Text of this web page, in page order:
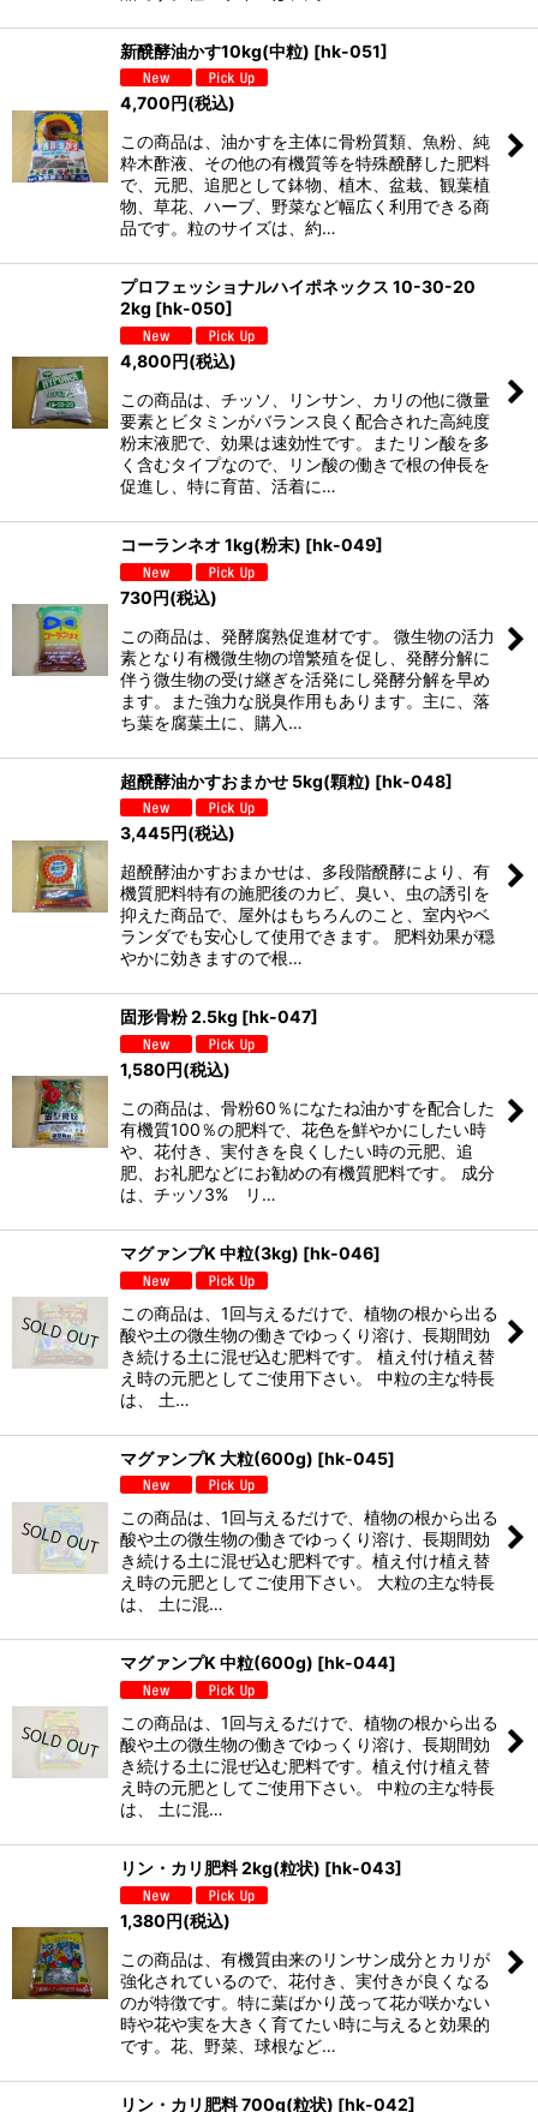
新醗酵油かす10kg(中粒) [hk-051]
4,700円(税込)
この商品は、油かすを主体に骨粉質類、魚粉、純
粋木酢液、その他の有機質等を特殊醗酵した肥料
で、元肥、追肥として鉢物、植木、盆栽、観葉植
物、草花、ハーブ、野菜など幅広く利用できる商
品です。粒のサイズは、約…
プロフェッショナルハイポネックス 10-30-20
2kg [hk-050]
4,800円(税込)
この商品は、チッソ、リンサン、カリの他に微量
要素とビタミンがバランス良く配合された高純度
粉末液肥で、効果は速効性です。またリン酸を多
く含むタイプなので、リン酸の働きで根の伸長を
促進し、特に育苗、活着に…
コーランネオ 1kg(粉末) [hk-049]
730円(税込)
この商品は、発酵腐熟促進材です。 微生物の活力
素となり有機微生物の増繁殖を促し、発酵分解に
伴う微生物の受け継ぎを活発にし発酵分解を早め
ます。また強力な脱臭作用もあります。主に、落
ち葉を腐葉土に、購入…
超醗酵油かすおまかせ 5kg(顆粒) [hk-048]
3,445円(税込)
超醗酵油かすおまかせは、多段階醗酵により、有
機質肥料特有の施肥後のカビ、臭い、虫の誘引を
抑えた商品で、屋外はもちろんのこと、室内やベ
ランダでも安心して使用できます。 肥料効果が穏
やかに効きますので根…
固形骨粉 2.5kg [hk-047]
1,580円(税込)
この商品は、骨粉60％になたね油かすを配合した
有機質100％の肥料で、花色を鮮やかにしたい時
や、花付き、実付きを良くしたい時の元肥、追
肥、お礼肥などにお勧めの有機質肥料です。 成分
は、チッソ3% リ…
マグァンプK 中粒(3kg) [hk-046]
この商品は、1回与えるだけで、植物の根から出る
酸や土の微生物の働きでゆっくり溶け、長期間効
き続ける土に混ぜ込む肥料です。 植え付け植え替
え時の元肥としてご使用下さい。 中粒の主な特長
は、 土…
マグァンプK 大粒(600g) [hk-045]
この商品は、1回与えるだけで、植物の根から出る
酸や土の微生物の働きでゆっくり溶け、長期間効
き続ける土に混ぜ込む肥料です。植え付け植え替
え時の元肥としてご使用下さい。 大粒の主な特長
は、 土に混…
マグァンプK 中粒(600g) [hk-044]
この商品は、1回与えるだけで、植物の根から出る
酸や土の微生物の働きでゆっくり溶け、長期間効
き続ける土に混ぜ込む肥料です。植え付け植え替
え時の元肥としてご使用下さい。 中粒の主な特長
は、 土に混…
リン・カリ肥料 2kg(粒状) [hk-043]
1,380円(税込)
この商品は、有機質由来のリンサン成分とカリが
強化されているので、花付き、実付きが良くなる
のが特徴です。特に葉ばかり茂って花が咲かない
時や花や実を大きく育てたい時に与えると効果的
です。花、野菜、球根など…
リン・カリ肥料 700g(粒状) [hk-042]